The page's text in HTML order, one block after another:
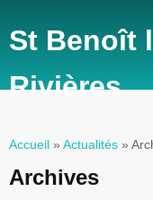
St Benoît
Rivières
Vous êtes ici
Accueil » Actualités »
Archives